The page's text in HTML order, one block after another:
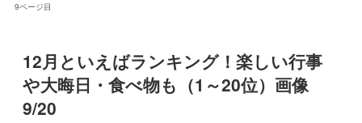
9ページ目
12月といえばランキング！楽しい行事
や大晦日・食べ物も（1～20位）画像
9/20